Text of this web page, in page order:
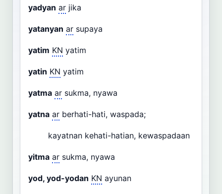
yadyan ar jika
yatanyan ar supaya
yatim KN yatim
yatin KN yatim
yatma ar sukma, nyawa
yatna ar berhati-hati, waspada;
kayatnan kehati-hatian, kewaspadaan
yitma ar sukma, nyawa
yod, yod-yodan KN ayunan